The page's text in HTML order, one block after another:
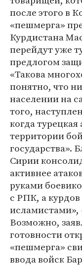
после этого в
«пешмерга»
Курдистана
перейдут уже
предлогом
«Такова
понятно, что
населении на
того,
когда
территории
государства».
Сирии
активнее
руками
с РПК, а курдов
исламистами»,
Возможно,
готовности
«пешмерга»
ввода войск